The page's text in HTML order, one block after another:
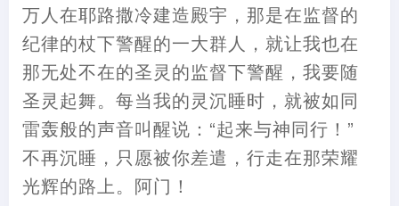
万人在耶路撒冷建造殿宇，那是在监督的
纪律的杖下警醒的一大群人，就让我也在
那无处不在的圣灵的监督下警醒，我要随
圣灵起舞。每当我的灵沉睡时，就被如同
雷轰般的声音叫醒说：“起来与神同行！”
不再沉睡，只愿被你差遣，行走在那荣耀
光辉的路上。阿门！